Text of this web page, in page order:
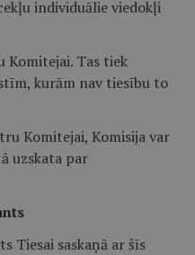
individuālie viedokļi
Komitejai. Tas tiek
kurām nav tiesību to
Komitejai, Komisija var
uzskata par
Tiesai saskaņā ar šīs